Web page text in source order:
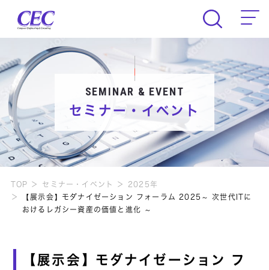
CEC Computer Engineering &
SEMINAR & EVENT
セミナー・イベント
TOP セミナー・イベント
2025年
【展示会】モダナイゼーション フォーラム 2025～ 次世代ITに
おけるレガシー資産の価値と進化 ～
【展示会】モダナイゼーション フ